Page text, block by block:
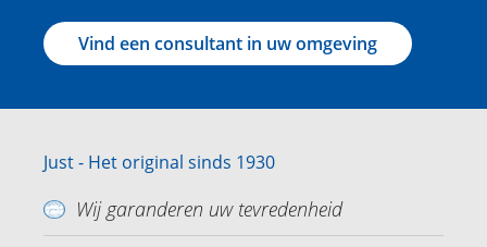
Vind een consultant in uw omgeving
Just - Het original sinds 1930
Wij garanderen uw tevredenheid